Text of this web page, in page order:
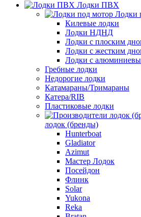
Лодки ПВХ
Лодки
Килевые лодки
Лодки НДНД
Лодки с плоским
Лодки с жестким
Лодки с
Гребные лодки
Недорогие лодки
Катамараны/Тримараны
Катера/RIB
Пластиковые лодки
лодок (бренды)
Hunterboat
Gladiator
Azimut
Мастер Лодок
Посейдон
Флинк
Solar
Yukona
Reka